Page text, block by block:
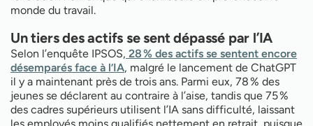
monde du travail.
Un tiers des actifs se sent dépassé par l’IA
Selon l’enquête IPSOS, 28 % des actifs se sentent encore
désemparés face à l’IA, malgré le lancement de ChatGPT
il y a maintenant près de trois ans. Parmi eux, 78 % des
jeunes se déclarent au contraire à l’aise, tandis que 75 %
des cadres supérieurs utilisent l’IA sans difficulté, laissant